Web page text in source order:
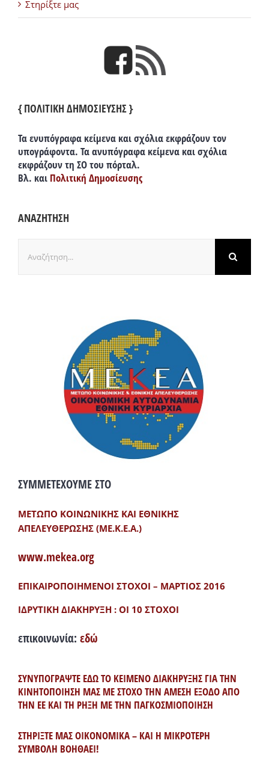
Στηρίξτε μας
{ ΠΟΛΙΤΙΚΗ ΔΗΜΟΣΙΕΥΣΗΣ }
Τα ενυπόγραφα κείμενα και σχόλια εκφράζουν τον
υπογράφοντα. Τα ανυπόγραφα κείμενα και σχόλια
εκφράζουν τη ΣΟ του πόρταλ.
Βλ. και Πολιτική Δημοσίευσης
ΑΝΑΖΗΤΗΣΗ
για:
ΣΥΜΜΕΤΕΧΟΥΜΕ ΣΤΟ
ΜΕΤΩΠΟ ΚΟΙΝΩΝΙΚΗΣ ΚΑΙ ΕΘΝΙΚΗΣ
ΑΠΕΛΕΥΘΕΡΩΣΗΣ (ΜΕ.Κ.Ε.Α.)
www.mekea.org
ΕΠΙΚΑΙΡΟΠΟΙΗΜΕΝΟΙ ΣΤΟΧΟΙ – ΜΑΡΤΙΟΣ 2016
ΙΔΡΥΤΙΚΗ ΔΙΑΚΗΡΥΞΗ : ΟΙ 10 ΣΤΟΧΟΙ
επικοινωνία: εδώ
ΣΥΝΥΠΟΓΡΑΨΤΕ ΕΔΩ ΤΟ ΚΕΙΜΕΝΟ ΔΙΑΚΗΡΥΞΗΣ ΓΙΑ ΤΗΝ
ΚΙΝΗΤΟΠΟΙΗΣΗ ΜΑΣ ΜΕ ΣΤΟΧΟ ΤΗΝ ΑΜΕΣΗ ΕΞΟΔΟ ΑΠΟ
ΤΗΝ ΕΕ ΚΑΙ ΤΗ ΡΗΞΗ ΜΕ ΤΗΝ ΠΑΓΚΟΣΜΙΟΠΟΙΗΣΗ
ΣΤΗΡΙΞΤΕ ΜΑΣ ΟΙΚΟΝΟΜΙΚΑ – ΚΑΙ Η ΜΙΚΡΟΤΕΡΗ
ΣΥΜΒΟΛΗ ΒΟΗΘΑΕΙ!